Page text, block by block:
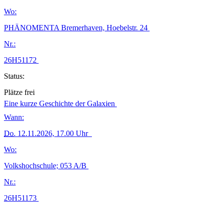
Wo:
PHÄNOMENTA Bremerhaven, Hoebelstr. 24
Nr.:
26H51172
Status:
Plätze frei
Eine kurze Geschichte der Galaxien
Wann:
Do. 12.11.2026, 17.00 Uhr
Wo:
Volkshochschule; 053 A/B
Nr.:
26H51173